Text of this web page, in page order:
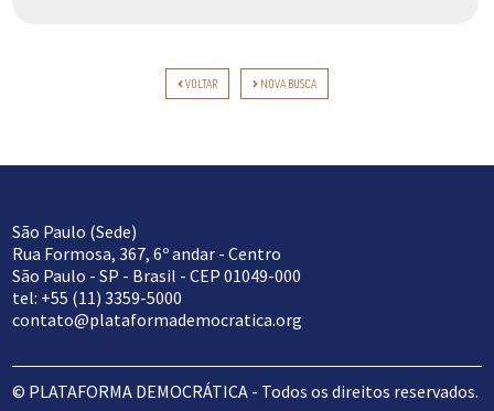
VOLTAR NOVA BUSCA
São Paulo (Sede)
Rua Formosa, 367, 6º andar - Centro
São Paulo - SP - Brasil - CEP 01049-000
tel: +55 (11) 3359-5000
contato@plataformademocratica.org
© PLATAFORMA DEMOCRÁTICA - Todos os direitos reservados.